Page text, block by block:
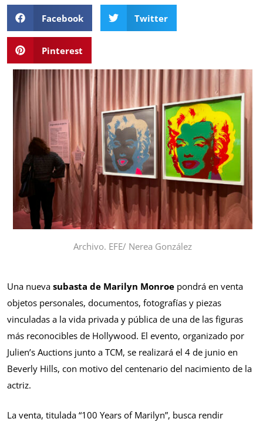
Facebook Twitter
Pinterest
Archivo. EFE/ Nerea González
Una nueva subasta de Marilyn Monroe pondrá en venta
objetos personales, documentos, fotografías y piezas
vinculadas a la vida privada y pública de una de las figuras
más reconocibles de Hollywood. El evento, organizado por
Julien’s Auctions junto a TCM, se realizará el 4 de junio en
Beverly Hills, con motivo del centenario del nacimiento de la
actriz.
La venta, titulada “100 Years of Marilyn”, busca rendir